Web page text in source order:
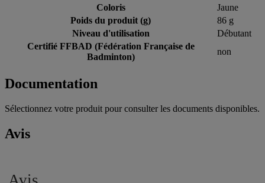
Coloris
Jaune
Poids du produit (g)
86 g
Niveau d'utilisation
Débutant
Certifié FFBAD (Fédération Française de
Badminton)
non
Documentation
Sélectionnez votre produit pour consulter les documents disponibles.
Avis